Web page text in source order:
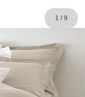
1/ 9